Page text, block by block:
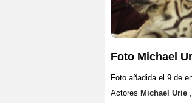
Foto Michael
Foto añadida el 9 de
Actores Michael Urie ,